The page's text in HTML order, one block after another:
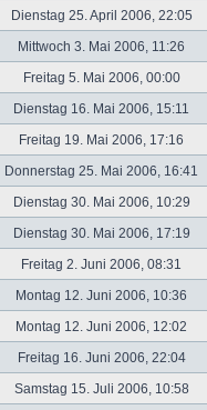
Dienstag 25. April 2006, 22:05
Mittwoch 3. Mai 2006, 11:26
Freitag 5. Mai 2006, 00:00
Dienstag 16. Mai 2006, 15:11
Freitag 19. Mai 2006, 17:16
Donnerstag 25. Mai 2006, 16:41
Dienstag 30. Mai 2006, 10:29
Dienstag 30. Mai 2006, 17:19
Freitag 2. Juni 2006, 08:31
Montag 12. Juni 2006, 10:36
Montag 12. Juni 2006, 12:02
Freitag 16. Juni 2006, 22:04
Samstag 15. Juli 2006, 10:58